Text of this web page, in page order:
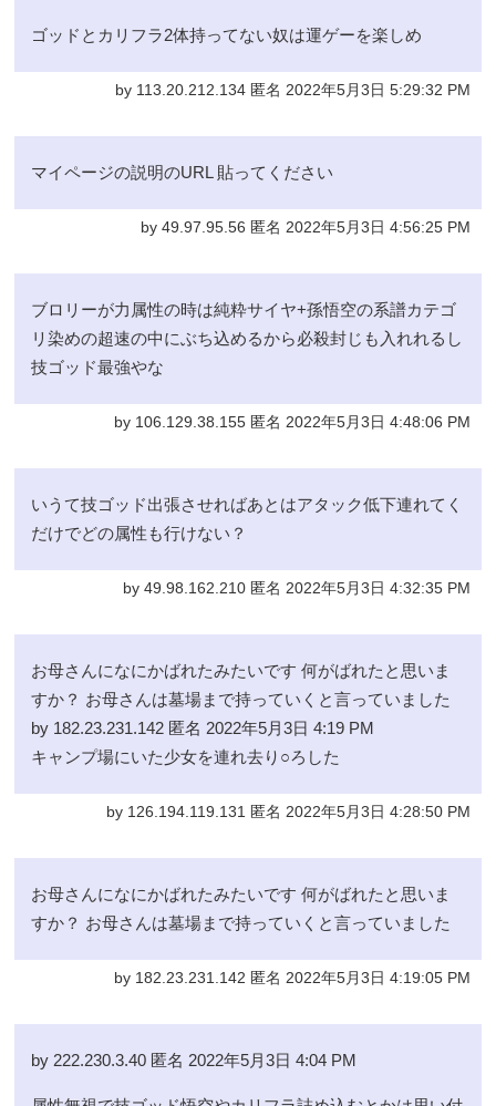
ゴッドとカリフラ2体持ってない奴は運ゲーを楽しめ
by 113.20.212.134 匿名 2022年5月3日 5:29:32 PM
マイページの説明のURL 貼ってください
by 49.97.95.56 匿名 2022年5月3日 4:56:25 PM
ブロリーが力属性の時は純粋サイヤ+孫悟空の系譜カテゴ
リ染めの超速の中にぶち込めるから必殺封じも入れれるし
技ゴッド最強やな
by 106.129.38.155 匿名 2022年5月3日 4:48:06 PM
いうて技ゴッド出張させればあとはアタック低下連れてく
だけでどの属性も行けない？
by 49.98.162.210 匿名 2022年5月3日 4:32:35 PM
お母さんになにかばれたみたいです 何がばれたと思いま
すか？ お母さんは墓場まで持っていくと言っていました
by 182.23.231.142 匿名 2022年5月3日 4:19 PM
キャンプ場にいた少女を連れ去り○ろした
by 126.194.119.131 匿名 2022年5月3日 4:28:50 PM
お母さんになにかばれたみたいです 何がばれたと思いま
すか？ お母さんは墓場まで持っていくと言っていました
by 182.23.231.142 匿名 2022年5月3日 4:19:05 PM
by 222.230.3.40 匿名 2022年5月3日 4:04 PM